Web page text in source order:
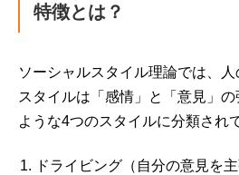
特徴とは？
ソーシャルスタイル理論では、
スタイルは「感情」と「意見」
ような4つのスタイルに分類され
ドライビング（自分の意見を